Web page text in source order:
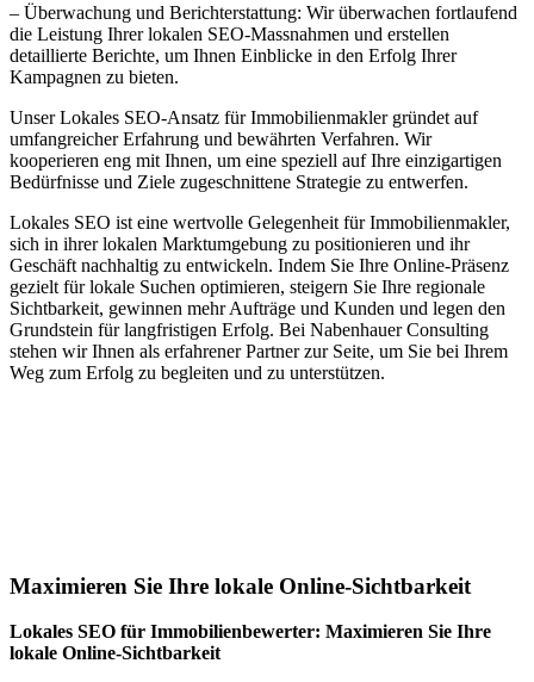
– Überwachung und Berichterstattung: Wir überwachen fortlaufend
die Leistung Ihrer lokalen SEO-Massnahmen und erstellen
detaillierte Berichte, um Ihnen Einblicke in den Erfolg Ihrer
Kampagnen zu bieten.
Unser Lokales SEO-Ansatz für Immobilienmakler gründet auf
umfangreicher Erfahrung und bewährten Verfahren. Wir
kooperieren eng mit Ihnen, um eine speziell auf Ihre einzigartigen
Bedürfnisse und Ziele zugeschnittene Strategie zu entwerfen.
Lokales SEO ist eine wertvolle Gelegenheit für Immobilienmakler,
sich in ihrer lokalen Marktumgebung zu positionieren und ihr
Geschäft nachhaltig zu entwickeln. Indem Sie Ihre Online-Präsenz
gezielt für lokale Suchen optimieren, steigern Sie Ihre regionale
Sichtbarkeit, gewinnen mehr Aufträge und Kunden und legen den
Grundstein für langfristigen Erfolg. Bei Nabenhauer Consulting
stehen wir Ihnen als erfahrener Partner zur Seite, um Sie bei Ihrem
Weg zum Erfolg zu begleiten und zu unterstützen.
Maximieren Sie Ihre lokale Online-Sichtbarkeit
Lokales SEO für Immobilienbewerter: Maximieren Sie Ihre
lokale Online-Sichtbarkeit